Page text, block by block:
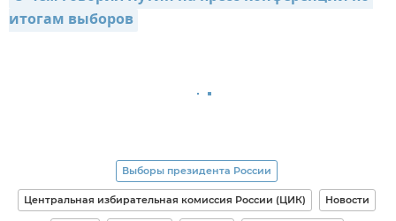
итогам выборов
Выборы президента России
Центральная избирательная комиссия России (ЦИК) Новости